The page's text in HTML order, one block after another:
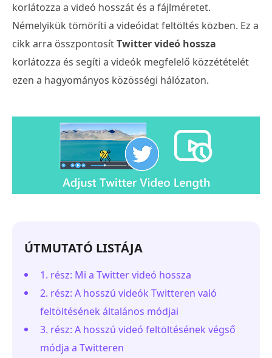
korlátozza a videó hosszát és a fájlméretet.
Némelyikük tömöríti a videóidat feltöltés közben. Ez a
cikk arra összpontosítTwitter videó hossza
korlátozza és segíti a videók megfelelő közzétételét
ezen a hagyományos közösségi hálózaton.
ÚTMUTATÓ LISTÁJA
1. rész: Mi a Twitter videó hossza
2. rész: A hosszú videók Twitteren való
feltöltésének általános módjai
3. rész: A hosszú videó feltöltésének végső
módja a Twitteren